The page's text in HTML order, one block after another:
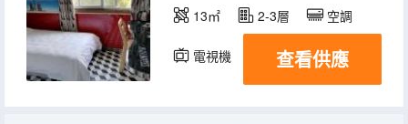
13㎡ 2-3層 空調
電視機 查看供應